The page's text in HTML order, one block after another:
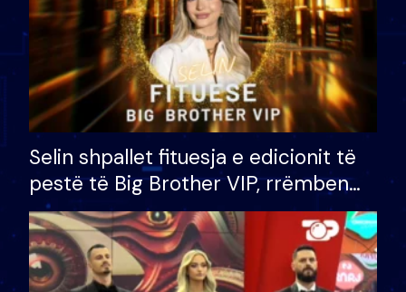
Selin shpallet fituesja e edicionit të
pestë të Big Brother VIP, rrëmben
çmimin e madh prej 100 mijë eurosh